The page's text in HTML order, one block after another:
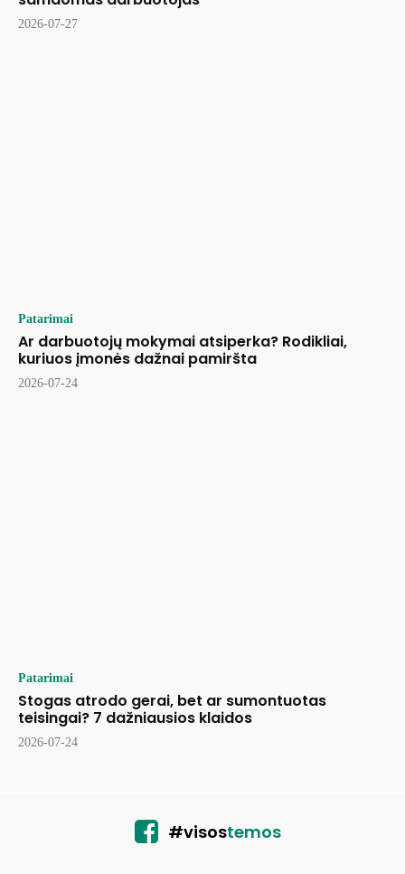
2026-07-27
Patarimai
Ar darbuotojų mokymai atsiperka? Rodikliai,
kuriuos įmonės dažnai pamiršta
2026-07-24
Patarimai
Stogas atrodo gerai, bet ar sumontuotas
teisingai? 7 dažniausios klaidos
2026-07-24
#visostemos